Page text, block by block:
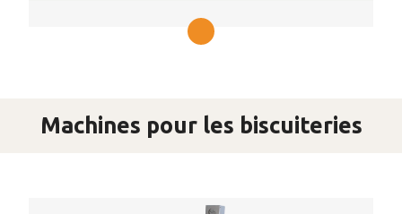
Machines pour les biscuiteries